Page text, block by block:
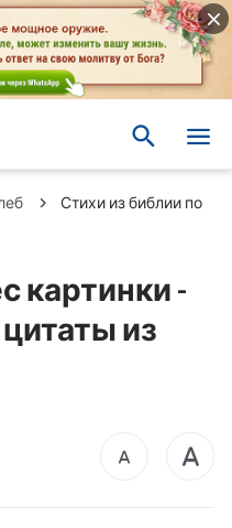
Стихи из библии по
картинки -
из